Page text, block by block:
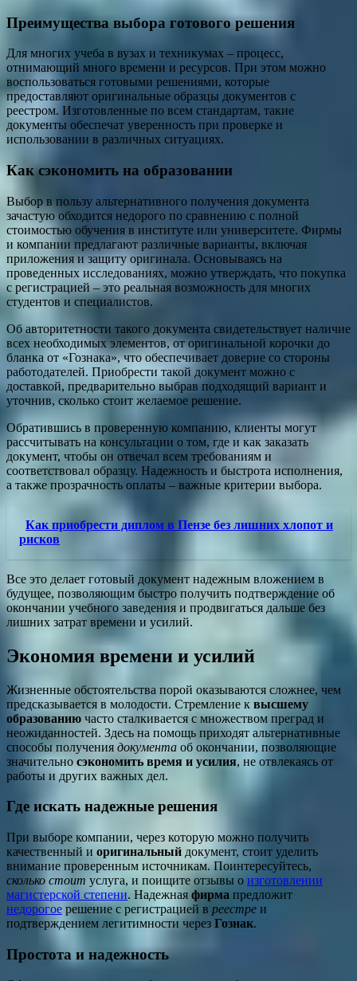
Преимущества выбора готового решения
Для многих учеба в вузах и техникумах – процесс,
отнимающий много времени и ресурсов. При этом можно
воспользоваться готовыми решениями, которые
предоставляют оригинальные образцы документов с
реестром. Изготовленные по всем стандартам, такие
документы обеспечат уверенность при проверке и
использовании в различных ситуациях.
Как сэкономить на образовании
Выбор в пользу альтернативного получения документа
зачастую обходится недорого по сравнению с полной
стоимостью обучения в институте или университете. Фирмы
и компании предлагают различные варианты, включая
приложения и защиту оригинала. Основываясь на
проведенных исследованиях, можно утверждать, что покупка
с регистрацией – это реальная возможность для многих
студентов и специалистов.
Об авторитетности такого документа свидетельствует наличие
всех необходимых элементов, от оригинальной корочки до
бланка от «Гознака», что обеспечивает доверие со стороны
работодателей. Приобрести такой документ можно с
доставкой, предварительно выбрав подходящий вариант и
уточнив, сколько стоит желаемое решение.
Обратившись в проверенную компанию, клиенты могут
рассчитывать на консультации о том, где и как заказать
документ, чтобы он отвечал всем требованиям и
соответствовал образцу. Надежность и быстрота исполнения,
а также прозрачность оплаты – важные критерии выбора.
Как приобрести диплом в Пензе без лишних хлопот и
рисков
Все это делает готовый документ надежным вложением в
будущее, позволяющим быстро получить подтверждение об
окончании учебного заведения и продвигаться дальше без
лишних затрат времени и усилий.
Экономия времени и усилий
Жизненные обстоятельства порой оказываются сложнее, чем
предсказывается в молодости. Стремление к высшему
образованию часто сталкивается с множеством преград и
неожиданностей. Здесь на помощь приходят альтернативные
способы получения документа об окончании, позволяющие
значительно сэкономить время и усилия, не отвлекаясь от
работы и других важных дел.
Где искать надежные решения
При выборе компании, через которую можно получить
качественный и оригинальный документ, стоит уделить
внимание проверенным источникам. Поинтересуйтесь,
сколько стоит услуга, и поищите отзывы о изготовлении
магистерской степени. Надежная фирма предложит
недорогое решение с регистрацией в реестре и
подтверждением легитимности через Гознак.
Простота и надежность